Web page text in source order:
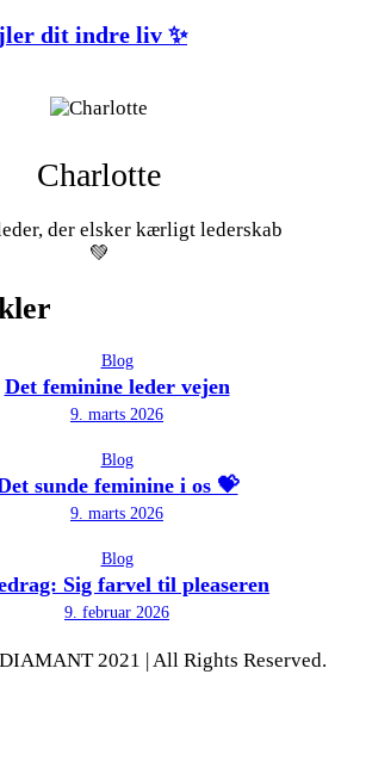
dit indre liv ✨
Charlotte
der elsker kærligt lederskab
💚
Blog
Det feminine leder vejen
9. marts 2026
Blog
sunde feminine i os 💝
9. marts 2026
Blog
Sig farvel til pleaseren
9. februar 2026
2021 | All Rights Reserved.